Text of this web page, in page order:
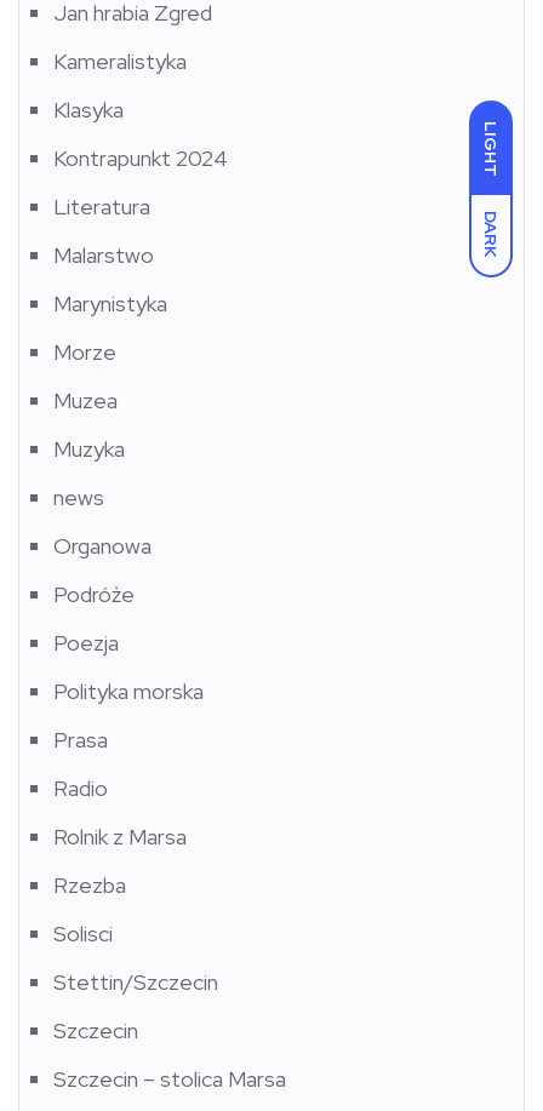
LIGHT
DARK
Jan hrabia Zgred
Kameralistyka
Klasyka
Kontrapunkt 2024
Literatura
Malarstwo
Marynistyka
Morze
Muzea
Muzyka
news
Organowa
Podróże
Poezja
Polityka morska
Prasa
Radio
Rolnik z Marsa
Rzezba
Solisci
Stettin/Szczecin
Szczecin
Szczecin – stolica Marsa